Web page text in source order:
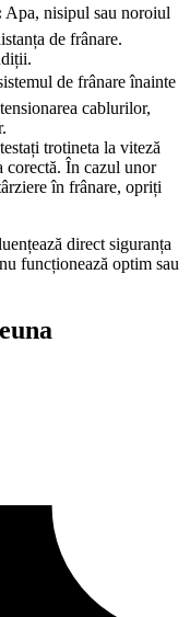
Apa, nisipul sau noroiul
de frânare.
de frânare înainte
cablurilor,
trotineta la viteză
corectă. În cazul unor
în frânare, opriți
direct siguranța
funcționează optim sau